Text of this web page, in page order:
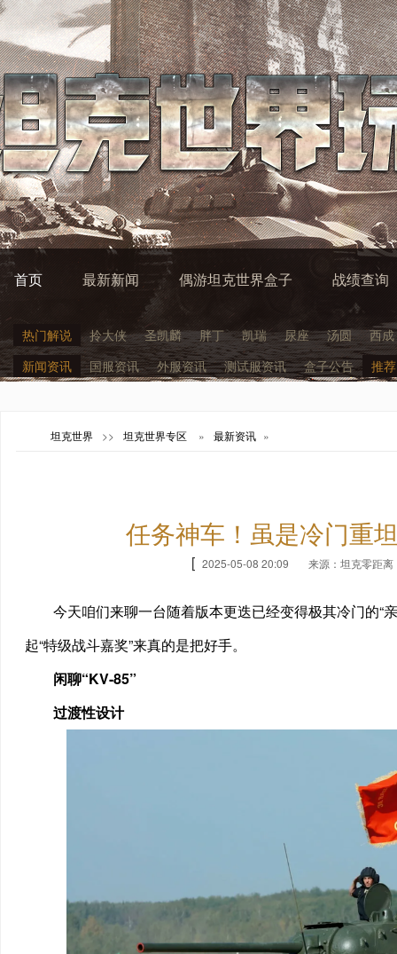
首页 最新新闻 偶游坦克世界盒子 战绩查询
热门解说 拎大侠 圣凯麟 胖丁 凯瑞 尿座 汤圆
西成
新闻资讯
国服资讯 外服资讯 测试服资讯 盒子公告 推
坦克世界 >> 坦克世界专区 » 最新资讯 »
任务神车！虽是冷门重
[ 2025-05-08 20:09 来源：坦克零距离
今天咱们来聊一台随着版本更迭已经变得极其冷门的“
起“特级战斗嘉奖”来真的是把好手。
闲聊“KV-85”
过渡性设计